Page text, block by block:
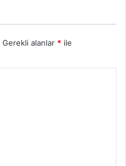
Gerekli alanlar * ile